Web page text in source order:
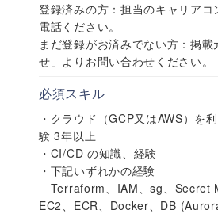
登録済みの方：担当のキャリアコ
電話ください。
まだ登録がお済みでない方：掲載
せ」よりお問い合わせください。
必須スキル
・クラウド（GCP又はAWS）を
験 3年以上
・CI/CD の知識、経験
・下記いずれかの経験
Terraform、IAM、sg、Secret
EC2、ECR、Docker、DB